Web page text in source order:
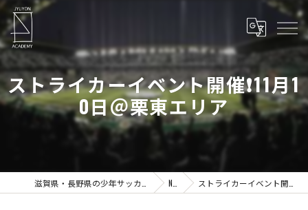
ストライカーイベント開催❗️11月1
0日＠栗東エリア
News ストライカーイベント開催❗️11月10日＠栗東エリア